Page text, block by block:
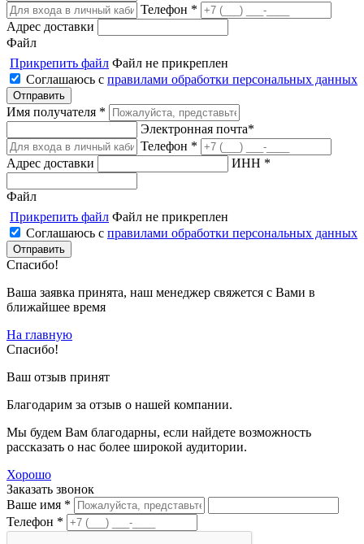
Телефон *
Адрес доставки
Файл
Прикрепить файл Файл не прикреплен
Соглашаюсь с правилами обработки персональных данных
Имя получателя *
Электронная почта*
Телефон *
Адрес доставки
ИНН *
Файл
Прикрепить файл Файл не прикреплен
Соглашаюсь с правилами обработки персональных данных
Спасибо!
Ваша заявка принята, наш менеджер свяжется с Вами в
ближайшее время
На главную
Спасибо!
Ваш отзыв принят
Благодарим за отзыв о нашей компании.
Мы будем Вам благодарны, если найдете возможность
рассказать о нас более широкой аудитории.
Хорошо
Заказать звонок
Ваше имя *
Телефон *